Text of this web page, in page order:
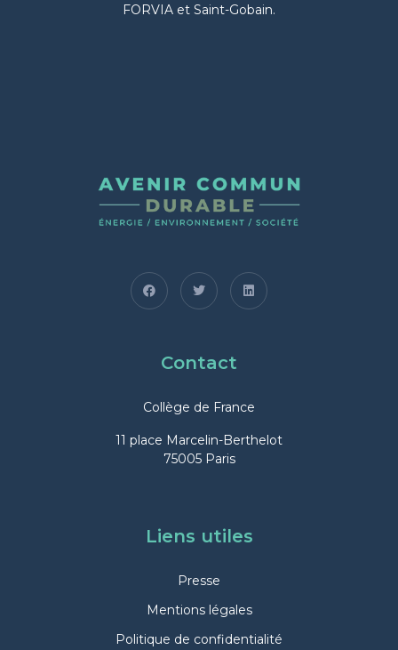
FORVIA et Saint-Gobain.
Contact
Collège de France
11 place Marcelin-Berthelot
75005 Paris
Liens utiles
Presse
Mentions légales
Politique de confidentialité